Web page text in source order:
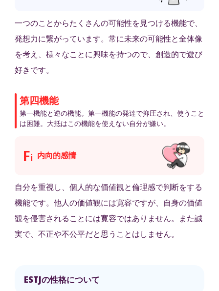
一つのことからたくさんの可能性を見つける機能で、
発想力に繋がっています。常に未来の可能性と全体像
を考え、様々なことに興味を持つので、創造的で遊び
好きです。
第四機能
第一機能と逆の機能。第一機能の発達で抑圧され、使うこと
は困難。大抵はこの機能を使えない自分が嫌い。
Fi 内向的感情
自分を重視し、個人的な価値観と倫理感で判断をする
機能です。他人の価値観には寛容ですが、自身の価値
観を侵害されることには寛容ではありません。また誠
実で、不正や不公平だと思うことはしません。
ESTJの性格について